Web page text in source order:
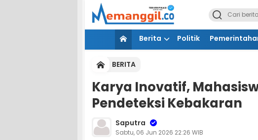
Berita Politik
BERITA
Karya Inovatif,
Pendeteksi Kebakaran
Saputra
Sabtu, 06 Jun 2026 22:26 WIB